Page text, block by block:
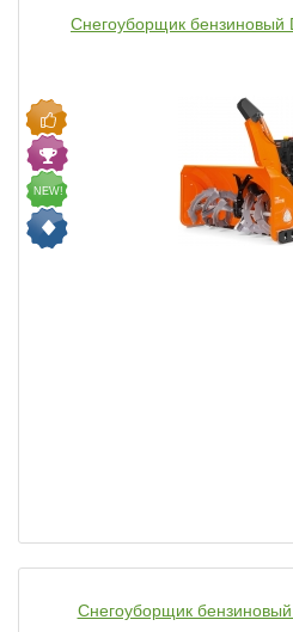
Снегоуборщик бензиновый
NEW!
Снегоуборщик